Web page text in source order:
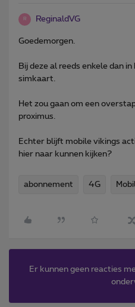
R ReginaldVG
Goedemorgen.
Bij deze al reeds enkele dan
simkaart.
Het zou gaan om een
proximus.
Echter blijft mobile vikings
hier naar kunnen kijken?
abonnement 4G
Er kunnen geen reacties